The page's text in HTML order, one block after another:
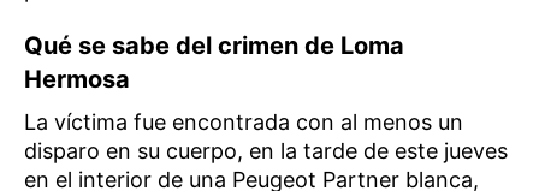
Qué se sabe del crimen de Loma
Hermosa
La víctima fue encontrada con al menos un
disparo en su cuerpo, en la tarde de este jueves
en el interior de una Peugeot Partner blanca,